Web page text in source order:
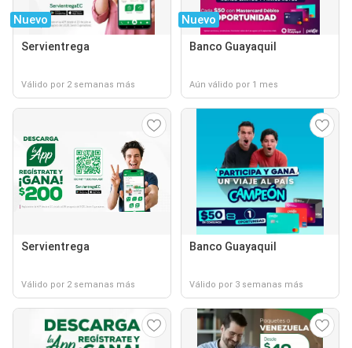
Nuevo
Servientrega
Válido por 2 semanas más
Nuevo
Banco Guayaquil
Aún válido por 1 mes
Servientrega
Válido por 2 semanas más
Banco Guayaquil
Válido por 3 semanas más